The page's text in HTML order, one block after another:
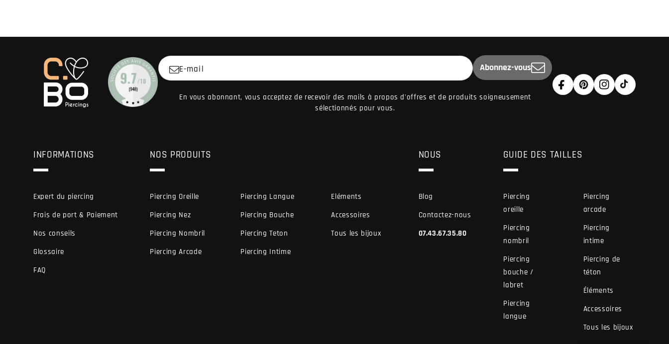
E-mail Abonnez-vous
En vous abonnant, vous acceptez de recevoir des mails à propos d'offres et de produits soigneusement
sélectionnés pour vous.
FacebookPinterestInstagram
TikTok
INFORMATIONS
Expert du piercing
Frais de port & Paiement
Nos conseils
Glossaire
FAQ
NOS PRODUITS
Piercing Oreille
Piercing Nez
Piercing Nombril
Piercing Arcade
Piercing Langue
Piercing Bouche
Piercing Teton
Piercing Intime
Eléments
Accessoires
Tous les bijoux
NOUS
Blog
Contactez-nous
07.43.67.35.80
GUIDE DES TAILLES
Piercing
oreille
Piercing
nombril
Piercing
bouche /
labret
Piercing
langue
Piercing
arcade
Piercing
intime
Piercing de
téton
Éléments
Accessoires
Tous les bijoux